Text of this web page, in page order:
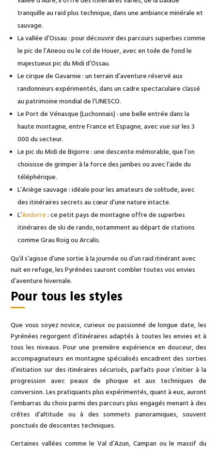
tranquille au raid plus technique, dans une ambiance minérale et
sauvage.
La vallée d’Ossau : pour découvrir des parcours superbes comme
le pic de l’Aneou ou le col de Houer, avec en toile de fond le
majestueux pic du Midi d’Ossau.
Le cirque de Gavarnie : un terrain d’aventure réservé aux
randonneurs expérimentés, dans un cadre spectaculaire classé
au patrimoine mondial de l’UNESCO.
Le Port de Vénasque (Luchonnais) : une belle entrée dans la
haute montagne, entre France et Espagne, avec vue sur les 3
000 du secteur.
Le pic du Midi de Bigorre : une descente mémorable, que l’on
choisisse de grimper à la force des jambes ou avec l’aide du
téléphérique.
L’Ariège sauvage : idéale pour les amateurs de solitude, avec
des itinéraires secrets au cœur d’une nature intacte.
L’Andorre : ce petit pays de montagne offre de superbes
itinéraires de ski de rando, notamment au départ de stations
comme Grau Roig ou Arcalis.
Qu’il s’agisse d’une sortie à la journée ou d’un raid itinérant avec
nuit en refuge, les Pyrénées sauront combler toutes vos envies
d’aventure hivernale.
Pour tous les styles
Que vous soyez novice, curieux ou passionné de longue date, les
Pyrénées regorgent d’itinéraires adaptés à toutes les envies et à
tous les niveaux. Pour une première expérience en douceur, des
accompagnateurs en montagne spécialisés encadrent des sorties
d’initiation sur des itinéraires sécurisés, parfaits pour s’initier à la
progression avec peaux de phoque et aux techniques de
conversion. Les pratiquants plus expérimentés, quant à eux, auront
l’embarras du choix parmi des parcours plus engagés menant à des
crêtes d’altitude ou à des sommets panoramiques, souvent
ponctués de descentes techniques.
Certaines vallées comme le Val d’Azun, Campan ou le massif du